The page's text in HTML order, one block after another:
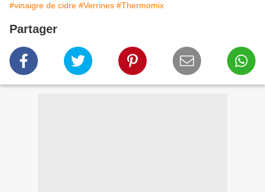
#vinaigre de cidre #Verrines #Thermomix
Partager